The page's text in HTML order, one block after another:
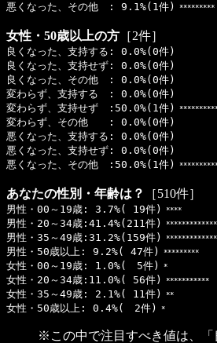
悪くなった、その他 : 9.1%(1件) *********
女性・50歳以上の方 ［2件］
良くなった、支持する: 0.0%(0件)
良くなった、支持せず: 0.0%(0件)
良くなった、その他 : 0.0%(0件)
変わらず、支持する : 0.0%(0件)
変わらず、支持せず :50.0%(1件)
変わらず、その他 : 0.0%(0件)
悪くなった、支持する: 0.0%(0件)
悪くなった、支持せず: 0.0%(0件)
悪くなった、その他 :50.0%(1件)
あなたの性別・年齢は？ ［510件］
男性・00～19歳: 3.7%( 19件) ****
男性・20～34歳:41.4%(211件)
男性・35～49歳:31.2%(159件)
男性・50歳以上: 9.2%( 47件) *********
女性・00～19歳: 1.0%( 5件) *
女性・20～34歳:11.0%( 56件) ***********
女性・35～49歳: 2.1%( 11件) **
女性・50歳以上: 0.4%( 2件) *
※この中で注目すべき値は、「